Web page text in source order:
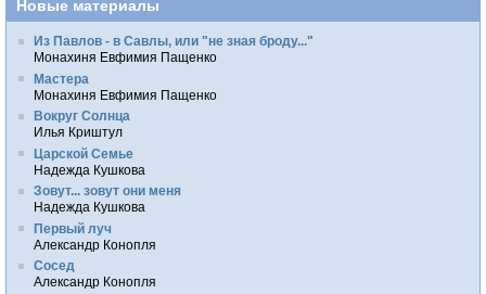
Новые материалы
Из Павлов - в Савлы, или "не зная броду..."
Монахиня Евфимия Пащенко
Мастера
Монахиня Евфимия Пащенко
Вокруг Солнца
Илья Криштул
Царской Семье
Надежда Кушкова
Зовут... зовут они меня
Надежда Кушкова
Первый луч
Александр Конопля
Сосед
Александр Конопля